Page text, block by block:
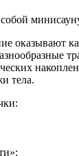
оказывают
тела.